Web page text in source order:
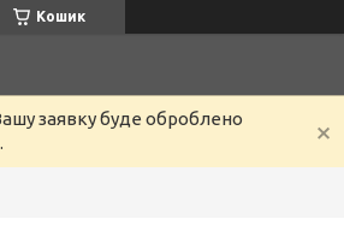
Кошик
заявку буде оброблено